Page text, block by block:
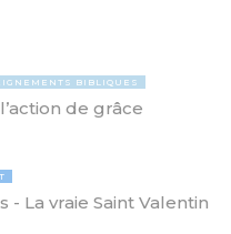
BIBLIQUES
de grâce
- La vraie Saint Valentin